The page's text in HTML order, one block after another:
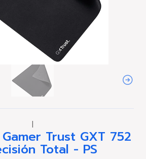
|
Trust GXT 752
Total - PS